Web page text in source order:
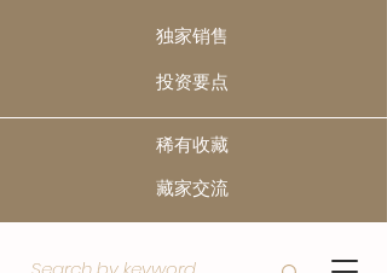
独家销售
​投资要点
稀有收藏
​藏家交流